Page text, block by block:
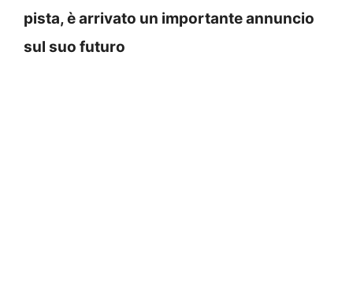
pista, è arrivato un importante annuncio
sul suo futuro